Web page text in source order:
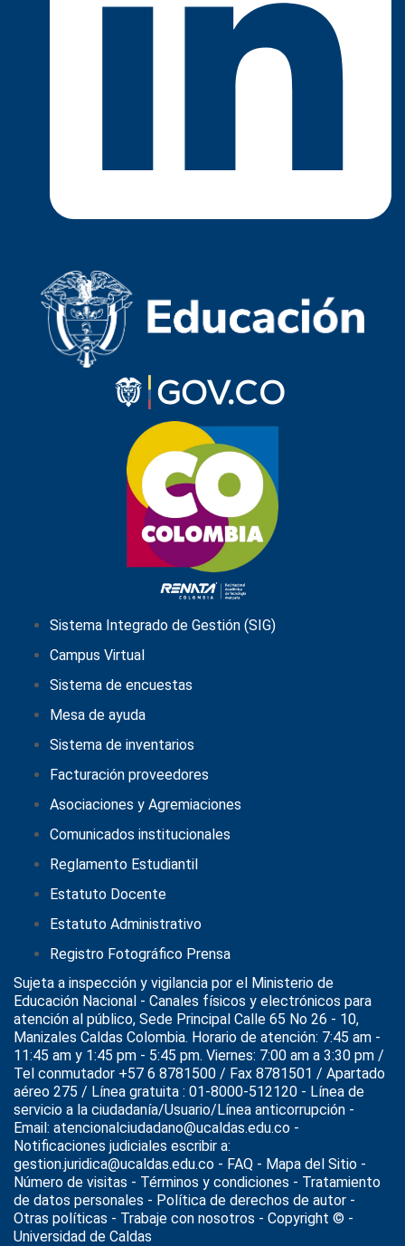
Sistema Integrado de Gestión (SIG)
Campus Virtual
Sistema de encuestas
Mesa de ayuda
Sistema de inventarios
Facturación proveedores
Asociaciones y Agremiaciones
Comunicados institucionales
Reglamento Estudiantil
Estatuto Docente
Estatuto Administrativo
Registro Fotográfico Prensa
Sujeta a inspección y vigilancia por el Ministerio de
Educación Nacional - Canales físicos y electrónicos para
atención al público, Sede Principal Calle 65 No 26 - 10,
Manizales Caldas Colombia. Horario de atención: 7:45 am -
11:45 am y 1:45 pm - 5:45 pm. Viernes: 7:00 am a 3:30 pm /
Tel conmutador +57 6 8781500 / Fax 8781501 / Apartado
aéreo 275 / Línea gratuita : 01-8000-512120 - Línea de
servicio a la ciudadanía/Usuario/Línea anticorrupción -
Email: atencionalciudadano@ucaldas.edu.co -
Notificaciones judiciales escribir a:
gestion.juridica@ucaldas.edu.co - FAQ - Mapa del Sitio -
Número de visitas - Términos y condiciones - Tratamiento
de datos personales - Política de derechos de autor -
Otras políticas - Trabaje con nosotros - Copyright © -
Universidad de Caldas